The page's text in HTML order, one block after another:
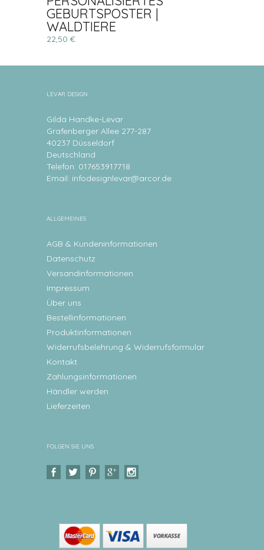
GEBURTSPOSTER |
WALDTIERE
22,50 €
LEVAR DESIGN
Gilda Handke-Levar
Grafenberger Allee 277-287
40237 Düsseldorf
Deutschland
Telefon: 017653917718
Email: infodesignlevar@arcor.de
ALLGEMEINES
AGB & Kundeninformationen
Datenschutz
Versandinformationen
Impressum
Über uns
Bestellinformationen
Produktinformationen
Widerrufsbelehrung & Widerrufsformular
Kontakt
Zahlungsinformationen
Händler werden
Lieferzeiten
FOLGEN SIE UNS